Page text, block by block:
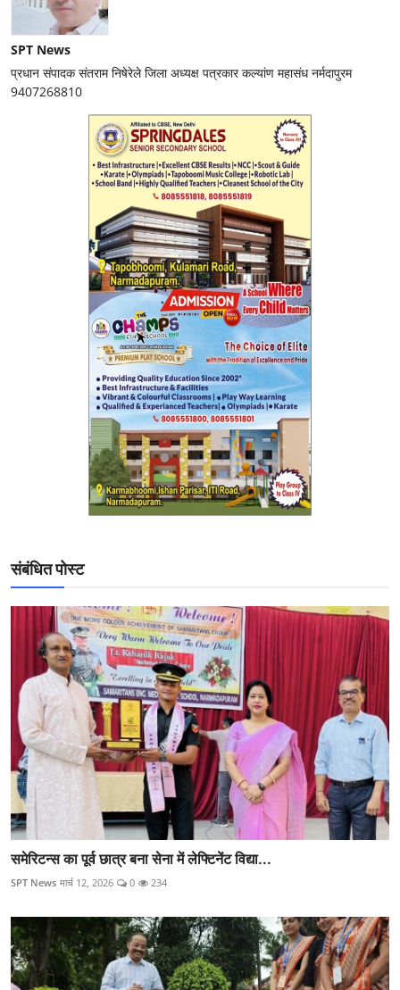
SPT News
प्रधान संपादक संतराम निषेरेले जिला अध्यक्ष पत्रकार कल्यांण महासंध नर्मदापुरम
9407268810
संबंधित पोस्ट
समेरिटन्स का पूर्व छात्र बना सेना में लेफ्टिनेंट विद्या...
SPT News मार्च 12, 2026 0 234